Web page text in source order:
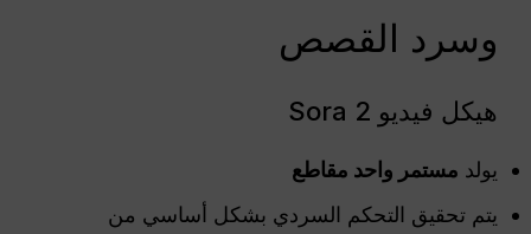
وسرد القصص
هيكل فيديو Sora 2
يولد مستمر واحد مقاطع
يتم تحقيق التحكم السردي بشكل أساسي من